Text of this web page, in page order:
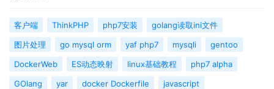
客户端 ThinkPHP php7安装
golang读取ini文件
图片处理
go mysql orm yaf php7 mysqli
gentoo
DockerWeb
ES动态映射 linux基础教程
php7 alpha
GOlang
yar docker Dockerfile
javascript